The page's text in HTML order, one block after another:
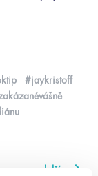
#jaykristoff
další